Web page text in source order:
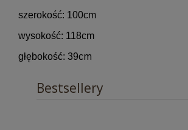
szerokość: 100cm
wysokość: 118cm
głębokość: 39cm
Bestsellery